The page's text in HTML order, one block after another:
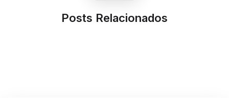
Posts Relacionados